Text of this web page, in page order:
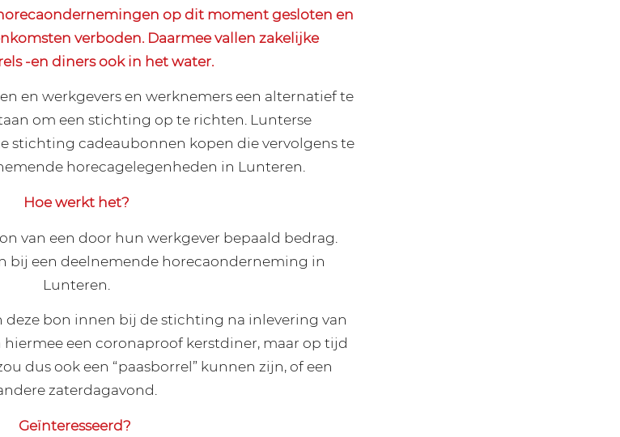
op dit moment gesloten en
verboden. Daarmee vallen zakelijke
-en diners ook in het water.
en werkgevers en werknemers een alternatief te
om een stichting op te richten. Lunterse
stichting cadeaubonnen kopen die vervolgens te
horecagelegenheden in Lunteren.
Hoe werkt het?
van een door hun werkgever bepaald bedrag.
bij een deelnemende horecaonderneming in
Lunteren.
bon innen bij de stichting na inlevering van
een coronaproof kerstdiner, maar op tijd
dus ook een “paasborrel” kunnen zijn, of een
zaterdagavond.
Geïnteresseerd?